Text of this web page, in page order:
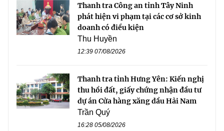
Thanh tra Công an tỉnh Tây Ninh
phát hiện vi phạm tại các cơ sở kinh
doanh có điều kiện
Thu Huyền
12:39 07/08/2026
Thanh tra tỉnh Hưng Yên: Kiến nghị
thu hồi đất, giấy chứng nhận đầu tư
dự án Cửa hàng xăng dầu Hải Nam
Trần Quý
16:28 05/08/2026